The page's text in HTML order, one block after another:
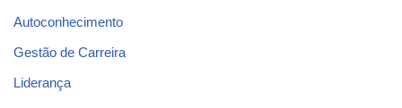
Autoconhecimento
Gestão de Carreira
Liderança